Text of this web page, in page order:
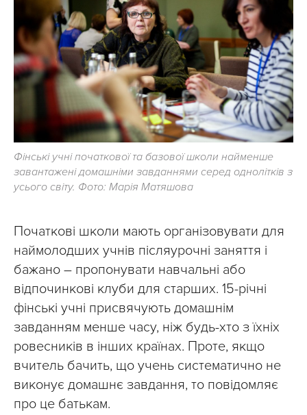
Фінські учні початкової та базової школи найменше
завантажені домашніми завданнями серед однолітків з
усього світу. Фото: Марія Матяшова
Початкові школи мають організовувати для
наймолодших учнів післяурочні заняття і
бажано – пропонувати навчальні або
відпочинкові клуби для старших. 15-річні
фінські учні присвячують домашнім
завданням менше часу, ніж будь-хто з їхніх
ровесників в інших країнах. Проте, якщо
вчитель бачить, що учень систематично не
виконує домашнє завдання, то повідомляє
про це батькам.